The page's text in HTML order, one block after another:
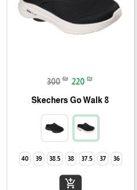
300 ₪ 220 ₪
Skechers Go Walk 8
36
37
37.5
38
38.5
39
40
add_shopping_cart